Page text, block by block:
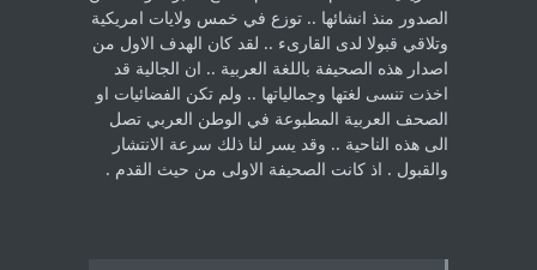
الصدور منذ انشائها .. توزع في خمس ولايات امريكية
‏وتلاقي قبولا لدى القارىء ..‏ لقد كان الهدف الاول من
اصدار هذه الصحيفة باللغة العربية .. ان الجالية قد
اخذت ‏تنسى لغتها وجمالياتها .. ولم تكن الفضائيات او
الصحف العربية المطبوعة في الوطن ‏العربي تصل
الى هذه الناحية .. وقد يسر لنا ذلك سرعة الانتشار
والقبول . اذ كانت ‏الصحيفة الاولى من حيث القدم . ‏